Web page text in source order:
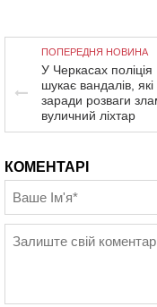
ПОПЕРЕДНЯ НОВИНА
У Черкасах поліція
шукає вандалів, які
заради розваги
вуличний ліхтар
КОМЕНТАРІ